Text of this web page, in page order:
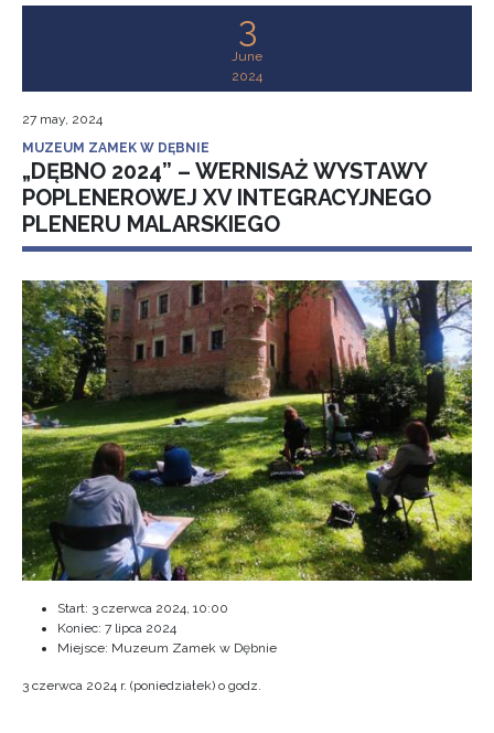
3
June
2024
27 may, 2024
MUZEUM ZAMEK W DĘBNIE
„DĘBNO 2024” – WERNISAŻ WYSTAWY
POPLENEROWEJ XV INTEGRACYJNEGO
PLENERU MALARSKIEGO
Start: 3 czerwca 2024, 10:00
Koniec: 7 lipca 2024
Miejsce: Muzeum Zamek w Dębnie
3 czerwca 2024 r. (poniedziałek) o godz.